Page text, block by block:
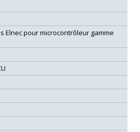
Elnec pour microcontrôleur gamme